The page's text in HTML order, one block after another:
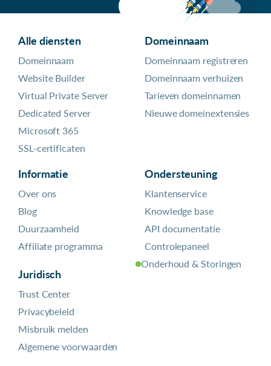
Alle diensten
Domeinnaam
Website Builder
Virtual Private Server
Dedicated Server
Microsoft 365
SSL-certificaten
Domeinnaam
Domeinnaam registreren
Domeinnaam verhuizen
Tarieven domeinnamen
Nieuwe domeinextensies
Informatie
Over ons
Blog
Duurzaamheid
Affiliate programma
Juridisch
Trust Center
Privacybeleid
Misbruik melden
Algemene voorwaarden
Ondersteuning
Klantenservice
Knowledge base
API documentatie
Controlepaneel
Onderhoud & Storingen